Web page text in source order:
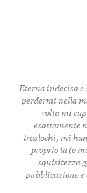
Eterna indecisa
perdermi nella
volta mi
esattamente
traslochi, mi
proprio là (o
squisitezza
pubblicazione